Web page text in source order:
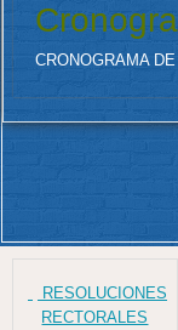
CRONOGRAMA
RESOLUCIONES
RECTORALES